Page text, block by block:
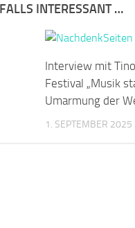
INTERESSANT …
Interview mit
Festival „Musik
Umarmung der
1. SEPTEMBER 2025